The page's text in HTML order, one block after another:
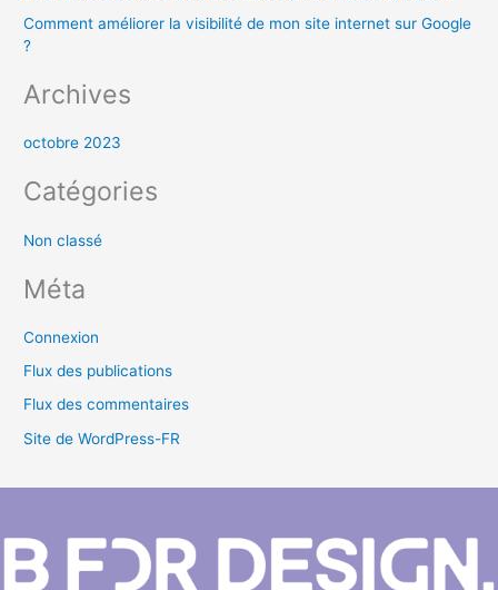
:
Comment améliorer la visibilité de mon site internet sur Google
?
Archives
octobre 2023
Catégories
Non classé
Méta
Connexion
Flux des publications
Flux des commentaires
Site de WordPress-FR